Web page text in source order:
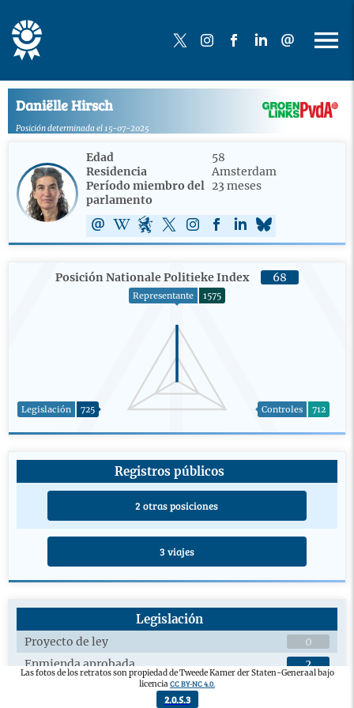
Daniëlle Hirsch
Posición determinada el 15-07-2025
Edad
58
Residencia
Amsterdam
Período miembro del
parlamento
23 meses
Posición Nationale Politieke Index 68
Legislación 725
Representante 1575
Controles 712
Registros públicos
2 otras posiciones
3 viajes
Legislación
Proyecto de ley
0
Enmienda aprobada
2
Debates plenarios sobre proyectos de ley
Las fotos de los retratos son propiedad de Tweede Kamer der Staten-Generaal bajo
licenciaCC BY-NC 4.0.
2.0.5.3